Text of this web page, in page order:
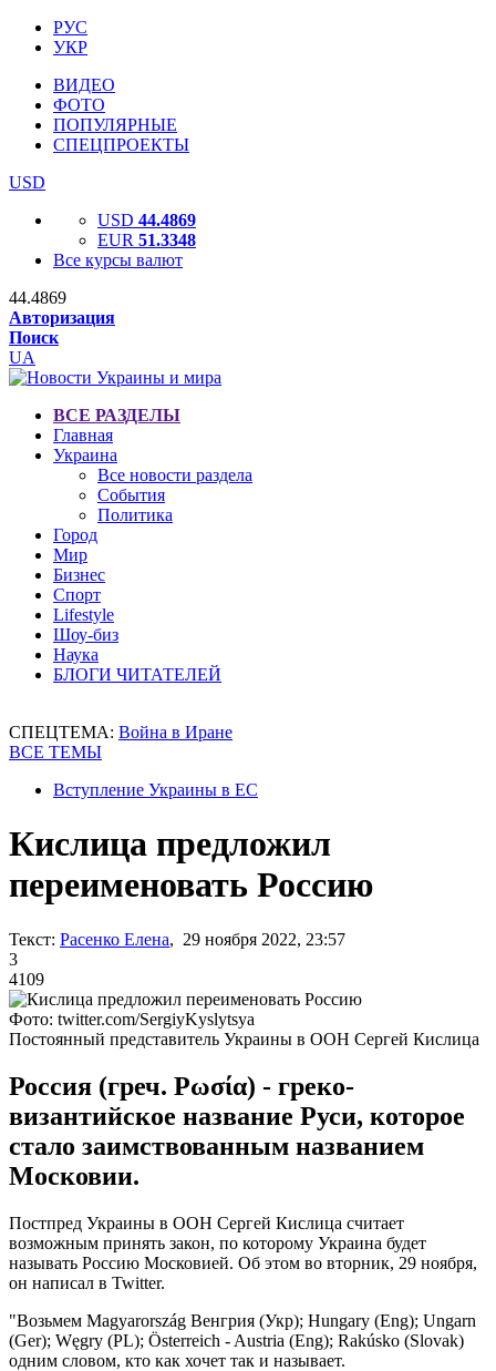
РУС
УКР
ВИДЕО
ФОТО
ПОПУЛЯРНЫЕ
СПЕЦПРОЕКТЫ
USD
USD 44.4869
EUR 51.3348
Все курсы валют
44.4869
Авторизация
Поиск
UA
ВСЕ РАЗДЕЛЫ
Главная
Украина
Все новости раздела
События
Политика
Город
Мир
Бизнес
Спорт
Lifestyle
Шоу-биз
Наука
БЛОГИ ЧИТАТЕЛЕЙ
СПЕЦТЕМА: Война в Иране
ВСЕ ТЕМЫ
Вступление Украины в ЕС
Кислица предложил
переименовать Россию
Текст: Расенко Елена, 29 ноября 2022, 23:57
3
4109
Фото: twitter.com/SergiyKyslytsya
Постоянный представитель Украины в ООН Сергей Кислица
Россия (греч. Ρωσία) - греко-
византийское название Руси, которое
стало заимствованным названием
Московии.
Постпред Украины в ООН Сергей Кислица считает
возможным принять закон, по которому Украина будет
называть Россию Московией. Об этом во вторник, 29 ноября,
он написал в Twitter.
"Возьмем Magyarország Венгрия (Укр); Hungary (Eng); Ungarn
(Ger); Węgry (PL); Österreich - Austria (Eng); Rakúsko (Slovak)
одним словом, кто как хочет так и называет.